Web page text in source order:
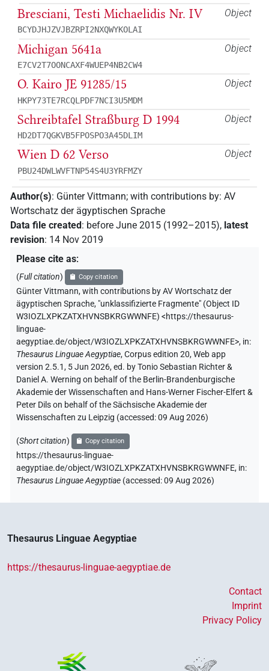
Object
Bresciani, Testi Michaelidis Nr. IV
BCYDJHJZVJBZRPI2NXQWYKOLAI
Object
Michigan 5641a
E7CV2T7OONCAXF4WUEP4NB2CW4
Object
O. Kairo JE 91285/15
HKPY73TE7RCQLPDF7NCI3U5MDM
Object
Schreibtafel Straßburg D 1994
HD2DT7QGKVB5FPOSPO3A45DLIM
Object
Wien D 62 Verso
PBU24DWLWVFTNP54S4U3YRFMZY
Author(s): Günter Vittmann; with contributions by: AV
Wortschatz der ägyptischen Sprache
Data file created : before June 2015 (1992–2015), latest
revision: 14 Nov 2019
Please cite as:
(Full citation) Copy citation
Günter Vittmann,with contributions byAV Wortschatz der
ägyptischen Sprache, "unklassifizierte Fragmente" (Object ID
W3IOZLXPKZATXHVNSBKRGWWNFE) <https://thesaurus-
linguae-
aegyptiae.de/object/W3IOZLXPKZATXHVNSBKRGWWNFE>, in:
Thesaurus Linguae Aegyptiae,Corpus edition 20, Web app
version 2.5.1, 5 Jun 2026, ed. by Tonio Sebastian Richter &
Daniel A. Werning on behalf of the Berlin-Brandenburgische
Akademie der Wissenschaften and Hans-Werner Fischer-Elfert &
Peter Dils on behalf of the Sächsische Akademie der
Wissenschaften zu Leipzig (accessed:09 Aug 2026)
(Short citation) Copy citation
https://thesaurus-linguae-
aegyptiae.de/object/W3IOZLXPKZATXHVNSBKRGWWNFE, in:
Thesaurus Linguae Aegyptiae (accessed:09 Aug 2026)
Thesaurus Linguae Aegyptiae
https://thesaurus-linguae-aegyptiae.de
Contact
Imprint
Privacy Policy